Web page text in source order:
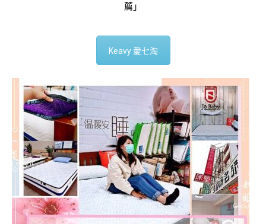
薦」
Keavy 愛七淘